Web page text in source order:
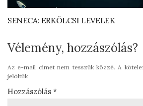
SENECA: ERKÖLCSI LEVELEK
Vélemény, hozzászólás?
Az e-mail címet nem tesszük közzé. A
jelöltük
Hozzászólás *